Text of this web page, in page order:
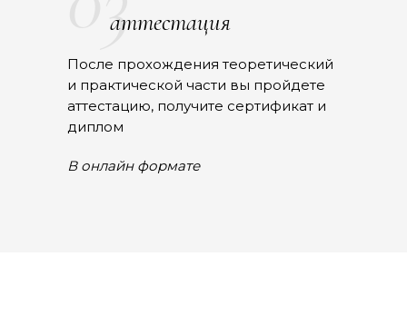
аттестация
После прохождения теоретический
и практической части вы пройдете
аттестацию, получите сертификат и
диплом
В онлайн формате